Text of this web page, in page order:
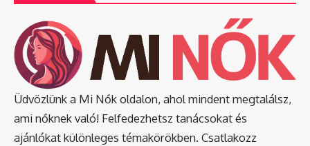
Üdvözlünk a Mi Nők oldalon, ahol mindent megtalálsz,
ami nőknek való! Felfedezhetsz tanácsokat és
ajánlókat különleges témakörökben. Csatlakozz